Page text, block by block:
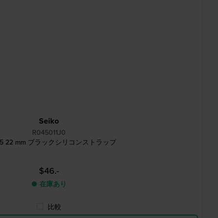
Seiko
R045011J0
22 mm ブラックシリコンストラップ
$46.-
● 在庫あり
比較